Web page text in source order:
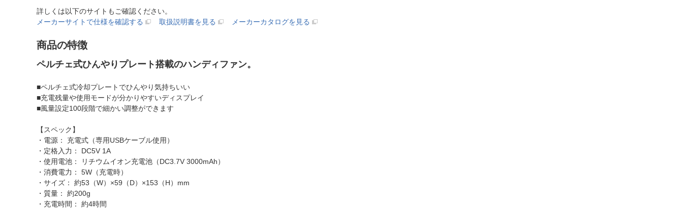
詳しくは以下のサイトもご確認ください。
メーカーサイトで仕様を確認する
取扱説明書を見る メーカーカタログを見る
商品の特徴
ペルチェ式ひんやりプレート搭載のハンディファン。
■ペルチェ式冷却プレートでひんやり気持ちいい
■充電残量や使用モードが分かりやすいディスプレイ
■風量設定100段階で細かい調整ができます
【スペック】
・電源： 充電式（専用USBケーブル使用）
・定格入力： DC5V 1A
・使用電池： リチウムイオン充電池（DC3.7V 3000mAh）
・消費電力： 5W（充電時）
・サイズ： 約53（W）×59（D）×153（H）mm
・質量： 約200g
・充電時間： 約4時間